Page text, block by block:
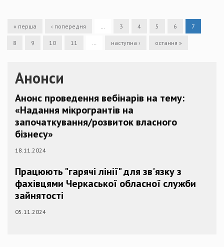
« перша ‹ попередня … 3 4 5 6 7
8 9 10 11 … наступна › остання »
Анонси
Анонс проведення вебінарів на тему:
«Надання мікрогрантів на
започаткування/розвиток власного
бізнесу»
18.11.2024
Працюють "гарячі лінії" для зв'язку з
фахівцями Черкаської обласної служби
зайнятості
05.11.2024